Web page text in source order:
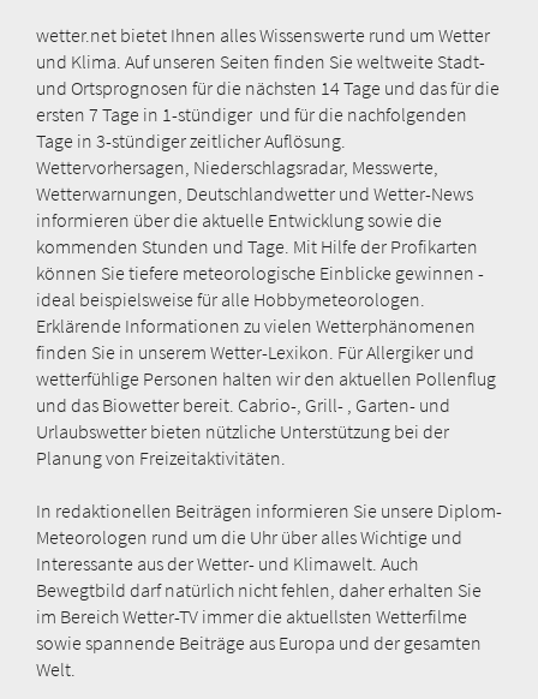
wetter.net bietet Ihnen alles Wissenswerte rund um Wetter
und Klima. Auf unseren Seiten finden Sie weltweite Stadt-
und Ortsprognosen für die nächsten 14 Tage und das für die
ersten 7 Tage in 1-stündiger und für die nachfolgenden
Tage in 3-stündiger zeitlicher Auflösung.
Wettervorhersagen, Niederschlagsradar, Messwerte,
Wetterwarnungen, Deutschlandwetter und Wetter-News
informieren über die aktuelle Entwicklung sowie die
kommenden Stunden und Tage. Mit Hilfe der Profikarten
können Sie tiefere meteorologische Einblicke gewinnen -
ideal beispielsweise für alle Hobbymeteorologen.
Erklärende Informationen zu vielen Wetterphänomenen
finden Sie in unserem Wetter-Lexikon. Für Allergiker und
wetterfühlige Personen halten wir den aktuellen Pollenflug
und das Biowetter bereit. Cabrio-, Grill- , Garten- und
Urlaubswetter bieten nützliche Unterstützung bei der
Planung von Freizeitaktivitäten.
In redaktionellen Beiträgen informieren Sie unsere Diplom-
Meteorologen rund um die Uhr über alles Wichtige und
Interessante aus der Wetter- und Klimawelt. Auch
Bewegtbild darf natürlich nicht fehlen, daher erhalten Sie
im Bereich Wetter-TV immer die aktuellsten Wetterfilme
sowie spannende Beiträge aus Europa und der gesamten
Welt.